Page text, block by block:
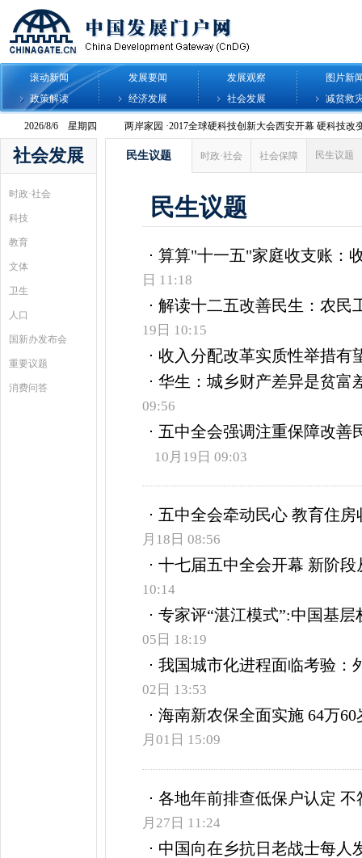
滚动新闻 发展要闻 发展观察
图片新
政策解读
经济发展 社会发展 减贫救
社会发展
时政·社会
科技
教育
文体
卫生
人口
国新办发布会
重要议题
消费问答
民生议题 时政·社会 社会保障 民生议题
民生议题
算算"十一五"家庭收支账：
日 11:18
解读十二五改善民生：农民
19日 10:15
收入分配改革实质性举措有
华生：城乡财产差异是贫富
09:56
五中全会强调注重保障改善
10月19日 09:03
五中全会牵动民心 教育住
月18日 08:56
十七届五中全会开幕 新阶段
10:14
专家评“湛江模式”:中国基
05日 18:19
我国城市化进程面临考验：
02日 13:53
海南新农保全面实施 64万
月01日 15:09
各地年前排查低保户认定
月27日 11:24
中国向在乡抗日老战士每人